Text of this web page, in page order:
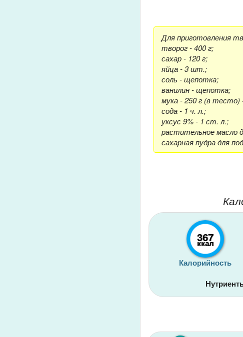
Для приготовления
творог - 400 г;
сахар - 120 г;
яйца - 3 шт.;
соль - щепотка;
ванилин - щепотка;
мука - 250 г (в тесто)
сода - 1 ч. л.;
уксус 9% - 1 ст. л.;
растительное масло
сахарная пудра для
367
ккал
Калорийность